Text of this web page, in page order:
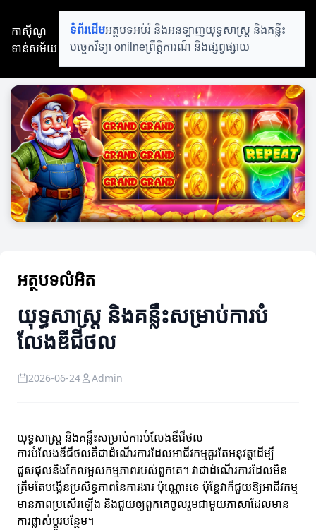
កាស៊ីណូ
ទាន់សម័យ
ទំព័រដើមអត្ថបទអប់រំ និងអនឡាញយុទ្ធសាស្ត្រ និងគន្លឹះ
បច្ចេកវិទ្យា onilneព្រឹត្តិការណ៍ និងផ្សព្វផ្សាយ
អត្ថបទលំអិត
យុទ្ធសាស្ត្រ និងគន្លឹះសម្រាប់ការបំ
លែងឌីជីថល
2026-06-24 Admin
យុទ្ធសាស្ត្រ និងគន្លឹះសម្រាប់ការបំលែងឌីជីថល
ការបំលែងឌីជីថលគឺជាដំណើរការដែលអាជីវកម្មគួរតែអនុវត្តដើម្បី
ជួសជុលនិងកែលម្អសកម្មភាពរបស់ពួកគេ។ វាជាដំណើរការដែលមិន
ត្រឹមតែបង្កើនប្រសិទ្ធភាពនៃការងារ ប៉ុណ្ណោះទេ ប៉ុន្តែវាក៏ជួយឱ្យអាជីវកម្ម
មានភាពប្រសើរឡើង និងជួយឲ្យពួកគេចូលរួមជាមួយភាសាដែលមាន
ការផ្លាស់ប្តូរបន្ថែម។